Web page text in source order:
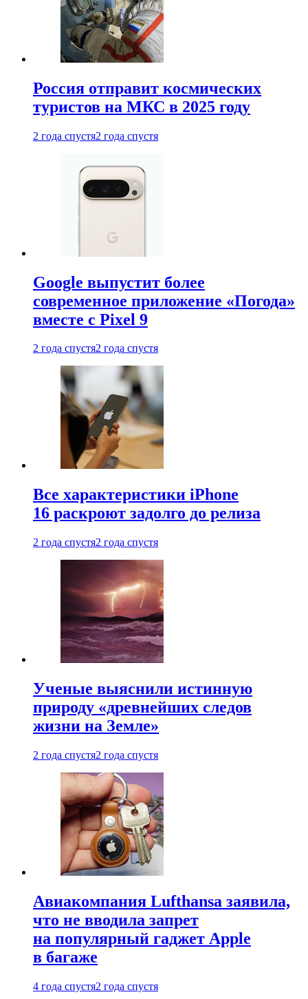
Россия отправит космических
туристов на МКС в 2025 году
2 года спустя2 года спустя
Google выпустит более
современное приложение «Погода»
вместе с Pixel 9
2 года спустя2 года спустя
Все характеристики iPhone
16 раскроют задолго до релиза
2 года спустя2 года спустя
Ученые выяснили истинную
природу «древнейших следов
жизни на Земле»
2 года спустя2 года спустя
Авиакомпания Lufthansa заявила,
что не вводила запрет
на популярный гаджет Apple
в багаже
4 года спустя2 года спустя